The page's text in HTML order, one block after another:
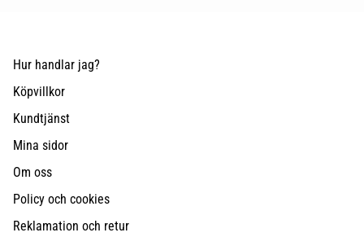
Hur handlar jag?
Köpvillkor
Kundtjänst
Mina sidor
Om oss
Policy och cookies
Reklamation och retur